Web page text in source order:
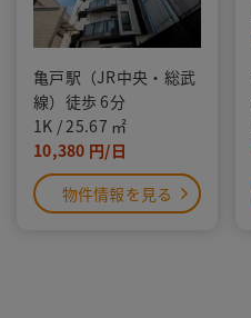
亀戸駅（JR中央・総武
線）徒歩 6分
1K
25.67
10,380
物件情報を見る